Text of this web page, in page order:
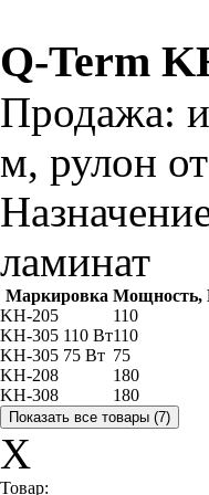
Q-Term
Продажа:
м, рулон
ламинат
Маркировка Мощность,
KH-205
110
KH-305 110 Вт110
KH-305 75 Вт 75
KH-208
180
KH-308
180
X
Товар: